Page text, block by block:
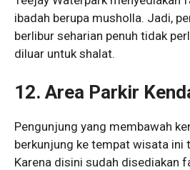
ibadah berupa musholla. Jadi,
berlibur seharian penuh tidak
diluar untuk shalat.
12. Area Parkir
Pengunjung yang membawah
berkunjung ke tempat wisata ini
Karena disini sudah disediakan